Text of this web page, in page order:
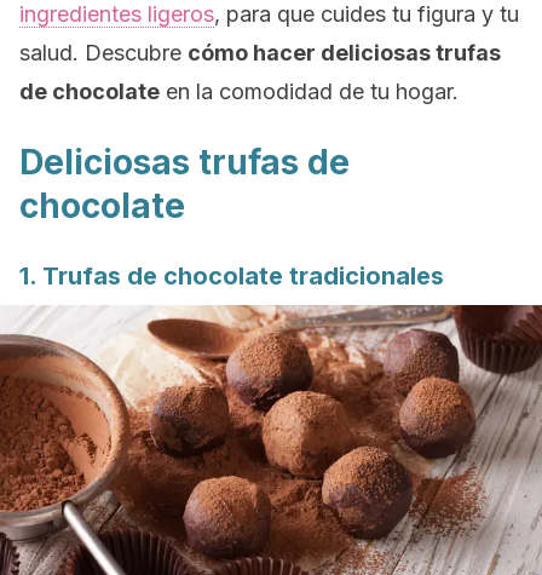
ingredientes ligeros, para que cuides tu figura y tu
salud. Descubre cómo hacer deliciosas trufas
de chocolate en la comodidad de tu hogar.
Deliciosas trufas de
chocolate
1. Trufas de chocolate tradicionales